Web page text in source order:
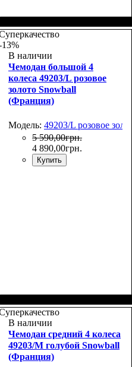
55х38х23+5
Суперкачество
-13%
В наличии
Чемодан большой 4
колеса 49203/L розовое
золото Snowball
(Франция)
Модель: 49203/L розовое
5 590,00грн.
4 890,00грн.
Купить
76х51х31+5
Суперкачество
В наличии
Чемодан средний 4 колеса
49203/M голубой Snowball
(Франция)